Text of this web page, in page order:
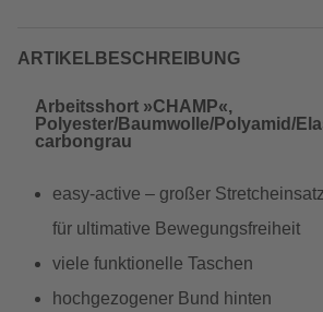
ARTIKELBESCHREIBUNG
Arbeitsshort »CHAMP«,
Polyester/Baumwolle/Polyamid/
carbongrau
easy-active – großer
für ultimative Bewegungsfreiheit
viele funktionelle Taschen
hochgezogener Bund hinten